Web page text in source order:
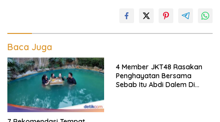
Baca Juga
4 Member JKT48 Rasakan
Penghayatan Bersama
Sebab Itu Abdi Dalem Di